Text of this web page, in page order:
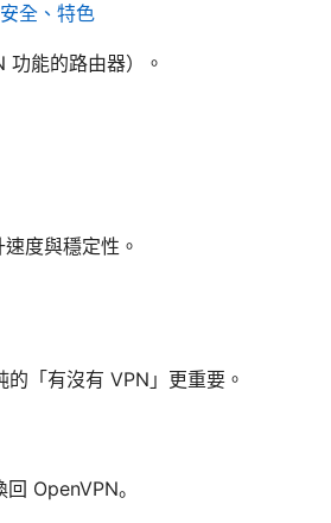
全、特色
能的路由器）。
度與穩定性。
「有沒有 VPN」更重要。
OpenVPN。